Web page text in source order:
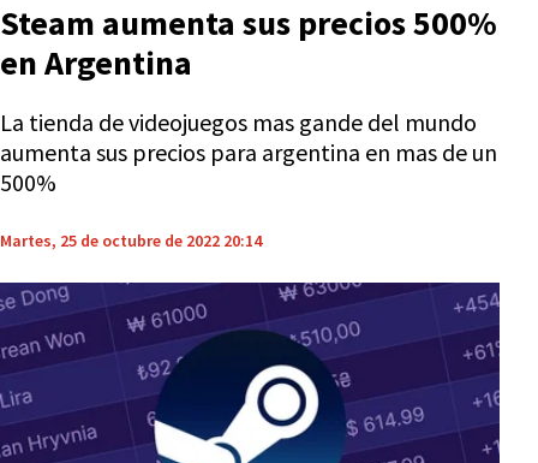
Steam aumenta sus precios 500%
en Argentina
La tienda de videojuegos mas gande del mundo
aumenta sus precios para argentina en mas de un
500%
Martes, 25 de octubre de 2022 20:14